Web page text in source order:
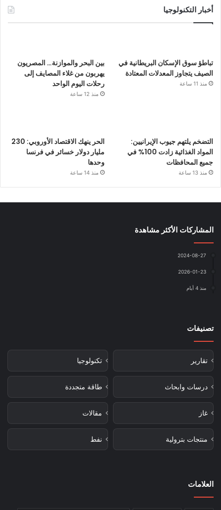
أخبار التكنولوجيا
تباطؤ سوق الإسكان البريطانية في
الصيف يتجاوز المعدلات المعتادة
منذ 11 ساعة
بين البحر والموازنة… المصريون
يهربون من غلاء المصايف إلى
رحلات اليوم الواحد
منذ 12 ساعة
التضخم يلتهم جيوب الإيرانيين:
المواد الغذائية زادت 100% في
جميع المحافظات
منذ 13 ساعة
الحر ينهك الاقتصاد الأوروبي: 230
مليار دولار خسائر في فرنسا
وحدها
منذ 14 ساعة
المشاركات الأكثر مشاهدة
2024-08-27
2026-01-23
منذ 4 أيام
تصنيفات
تقارير تكنولوجيا
درسات وابحاث طاقة متجددة
غاز مقالات
منتجات بترولية نفط
العلامات